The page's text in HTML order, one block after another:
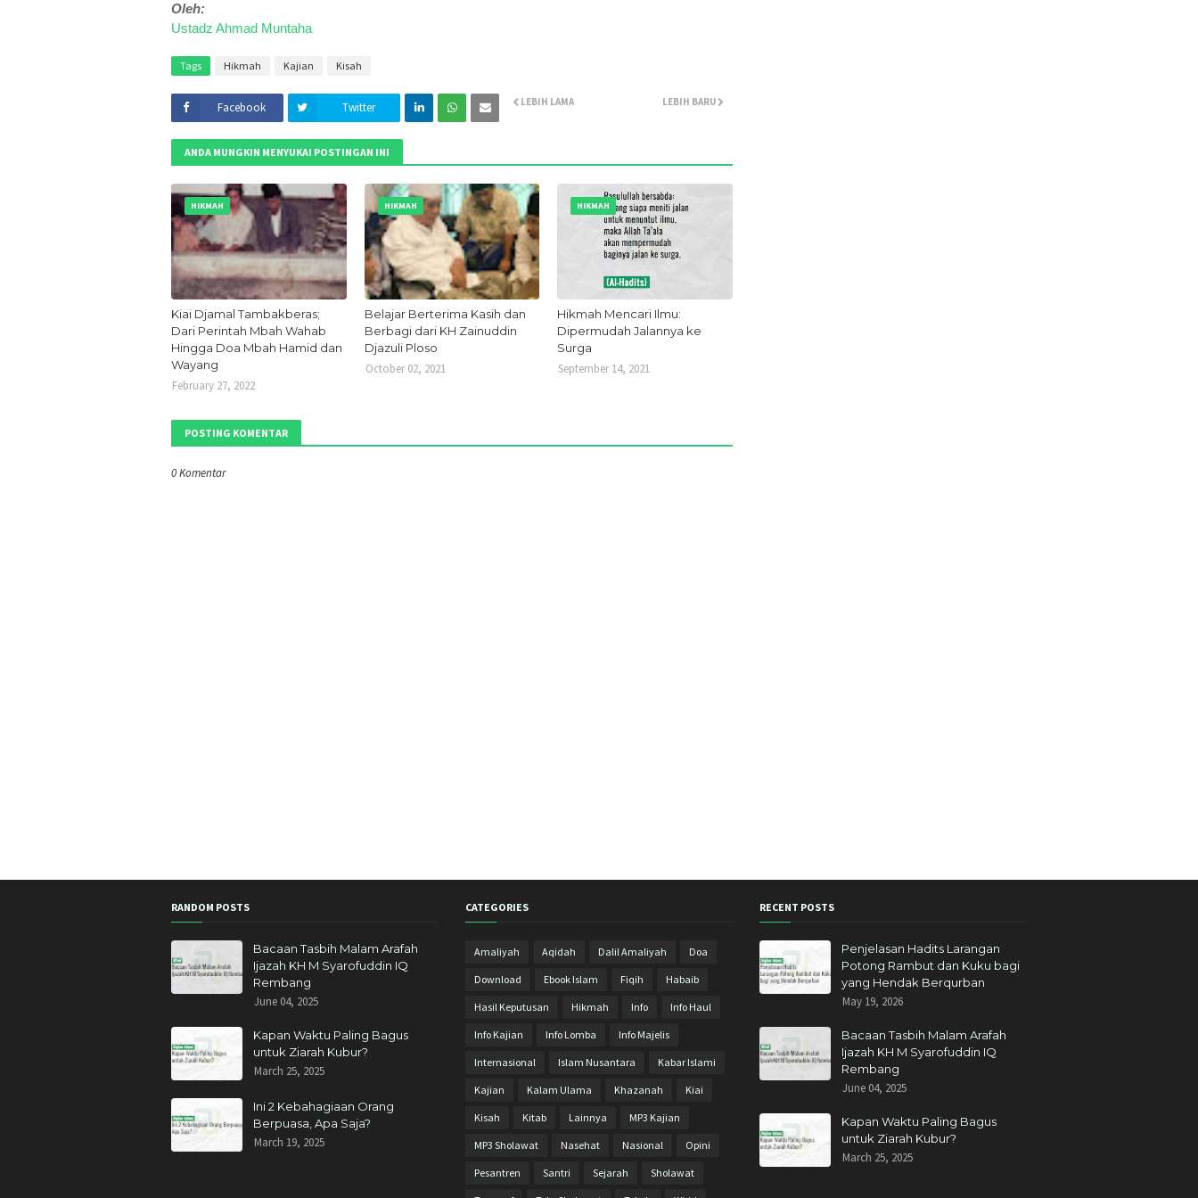
Oleh:
Ustadz Ahmad Muntaha
Tags Hikmah Kajian Kisah
Facebook Twitter LEBIH BARU
LEBIH LAMA
ANDA MUNGKIN MENYUKAI POSTINGAN INI
HIKMAH
Kiai Djamal Tambakberas;
Dari Perintah Mbah Wahab
Hingga Doa Mbah Hamid dan
Wayang
February 27, 2022
HIKMAH
Belajar Berterima Kasih dan
Berbagi dari KH Zainuddin
Djazuli Ploso
October 02, 2021
HIKMAH
Hikmah Mencari Ilmu:
Dipermudah Jalannya ke
Surga
September 14, 2021
POSTING KOMENTAR
0 Komentar
RANDOM POSTS
Bacaan Tasbih Malam Arafah
Ijazah KH M Syarofuddin IQ
Rembang
June 04, 2025
Kapan Waktu Paling Bagus
untuk Ziarah Kubur?
March 25, 2025
Ini 2 Kebahagiaan Orang
Berpuasa, Apa Saja?
March 19, 2025
CATEGORIES
Amaliyah Aqidah Dalil Amaliyah Doa
Download Ebook Islam Fiqih Habaib
Hasil Keputusan Hikmah Info Info Haul
Info Kajian Info Lomba Info Majelis
Internasional Islam Nusantara Kabar Islami
Kajian Kalam Ulama Khazanah Kiai
Kisah Kitab Lainnya MP3 Kajian
MP3 Sholawat Nasehat Nasional Opini
Pesantren Santri Sejarah Sholawat
RECENT POSTS
Penjelasan Hadits Larangan
Potong Rambut dan Kuku bagi
yang Hendak Berqurban
May 19, 2026
Bacaan Tasbih Malam Arafah
Ijazah KH M Syarofuddin IQ
Rembang
June 04, 2025
Kapan Waktu Paling Bagus
untuk Ziarah Kubur?
March 25, 2025